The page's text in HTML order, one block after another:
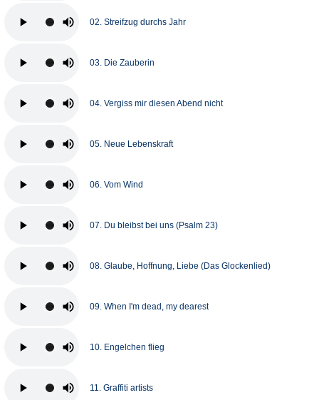
02. Streifzug durchs Jahr
03. Die Zauberin
04. Vergiss mir diesen Abend nicht
05. Neue Lebenskraft
06. Vom Wind
07. Du bleibst bei uns (Psalm 23)
08. Glaube, Hoffnung, Liebe (Das Glockenlied)
09. When I'm dead, my dearest
10. Engelchen flieg
11. Graffiti artists